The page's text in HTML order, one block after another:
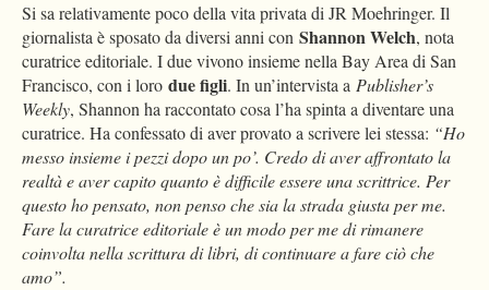
Si sa relativamente poco della vita privata di JR Moehringer. Il
giornalista è sposato da diversi anni con Shannon Welch, nota
curatrice editoriale. I due vivono insieme nella Bay Area di San
Francisco, con i loro due figli. In un’intervista a Publisher’s
Weekly, Shannon ha raccontato cosa l’ha spinta a diventare una
curatrice. Ha confessato di aver provato a scrivere lei stessa: “Ho
messo insieme i pezzi dopo un po’. Credo di aver affrontato la
realtà e aver capito quanto è difficile essere una scrittrice. Per
questo ho pensato, non penso che sia la strada giusta per me.
Fare la curatrice editoriale è un modo per me di rimanere
coinvolta nella scrittura di libri, di continuare a fare ciò che
amo”.